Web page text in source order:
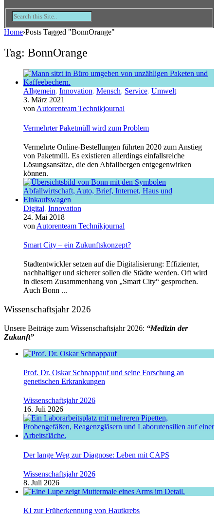
Home›Posts Tagged "BonnOrange"
Tag: BonnOrange
Allgemein, Innovation, Mensch, Service, Umwelt
3. März 2021
von Autorenteam Technikjournal
Vermehrter Paketmüll wird zum Problem
Vermehrte Online-Bestellungen führten 2020 zum Anstieg
von Paketmüll. Es existieren allerdings einfallsreiche
Lösungsansätze, die den Abfallbergen entgegenwirken
können.
Digital, Innovation
24. Mai 2018
von Autorenteam Technikjournal
Smart City – ein Zukunftskonzept?
Stadtentwickler setzen auf die Digitalisierung: Effizienter,
nachhaltiger und sicherer sollen die Städte werden. Oft wird
in diesem Zusammenhang von „Smart City“ gesprochen.
Auch Bonn ...
Wissenschaftsjahr 2026
Unsere Beiträge zum Wissenschaftsjahr 2026: “Medizin der
Zukunft”
Prof. Dr. Oskar Schnappauf und seine Forschung an
genetischen Erkrankungen
Wissenschaftsjahr 2026
16. Juli 2026
Der lange Weg zur Diagnose: Leben mit CAPS
Wissenschaftsjahr 2026
8. Juli 2026
KI zur Früherkennung von Hautkrebs